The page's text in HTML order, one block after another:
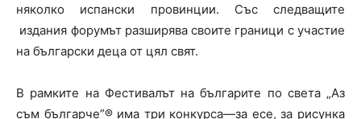
няколко испански провинции. Със следващите
издания форумът разширява своите граници с участие
на български деца от цял свят.
В рамките на Фестивалът на българите по света „Аз
съм българче”® има три конкурса—за есе, за рисунка